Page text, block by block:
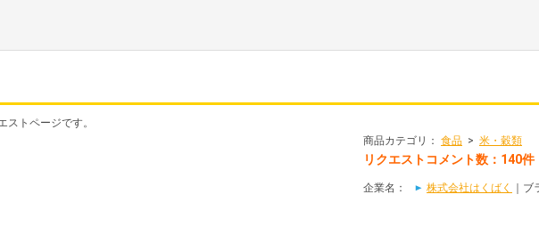
トページです。
商品カテゴリ： 食品 > 米・穀類
リクエストコメント数：140件
企業名： 株式会社はくばく ｜ブ